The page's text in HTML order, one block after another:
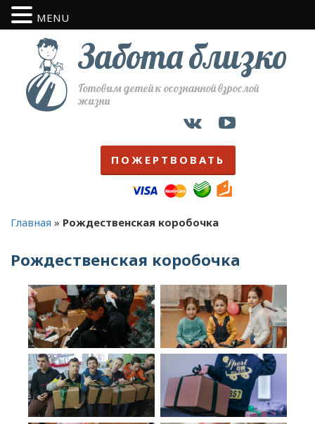
Забота близко
Готовим детей к осознанной взрослой
жизни
ПОЖЕРТВОВАТЬ
Главная » Рождественская коробочка
Рождественская коробочка
MENU